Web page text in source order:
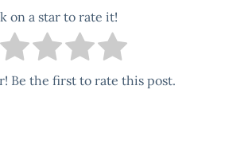
on a star to rate it!
Be the first to rate this post.